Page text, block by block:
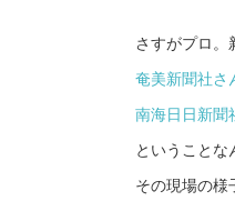
さすがプロ。
奄美新聞社さ
南海日日新聞
ということな
その現場の様